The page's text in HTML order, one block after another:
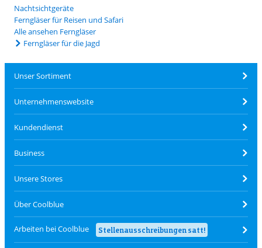
Nachtsichtgeräte
Ferngläser für Reisen und Safari
Alle ansehen Ferngläser
Ferngläser für die Jagd
Unser Sortiment
Unternehmenswebsite
Kundendienst
Business
Unsere Stores
Über Coolblue
Arbeiten bei Coolblue Stellenausschreibungen satt!